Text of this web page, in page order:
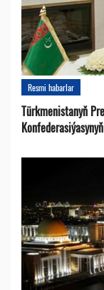
Resmi habarlar
Türkmenistanyň